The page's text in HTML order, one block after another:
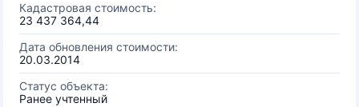
Кадастровая стоимость:
23 437 364,44
Дата обновления стоимости:
20.03.2014
Статус объекта:
Ранее учтенный